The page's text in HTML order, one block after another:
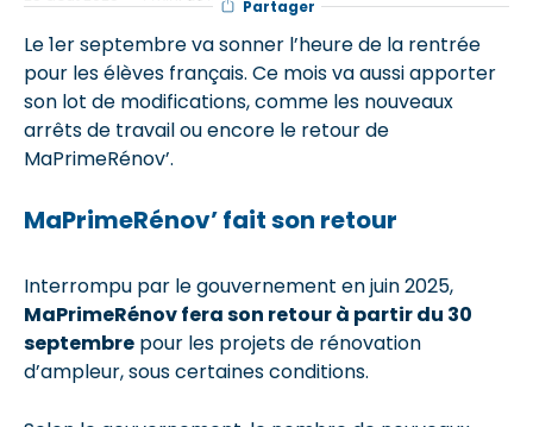
Partager
Le 1er septembre va sonner l’heure de la rentrée
pour les élèves français. Ce mois va aussi apporter
son lot de modifications, comme les nouveaux
arrêts de travail ou encore le retour de
MaPrimeRénov’.
MaPrimeRénov’ fait son retour
Interrompu par le gouvernement en juin 2025,
MaPrimeRénov fera son retour à partir du 30
septembre pour les projets de rénovation
d’ampleur, sous certaines conditions.